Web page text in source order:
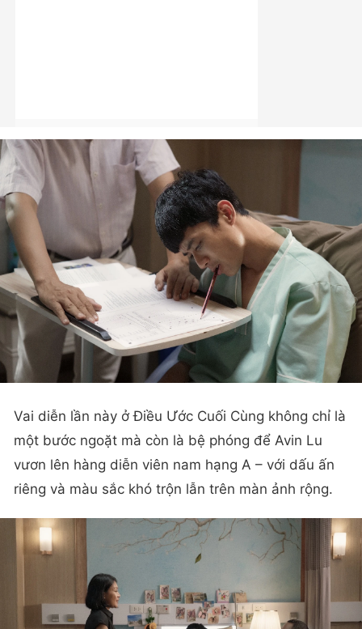
Vai diễn lần này ở Điều Ước Cuối Cùng không chỉ là
một bước ngoặt mà còn là bệ phóng để Avin Lu
vươn lên hàng diễn viên nam hạng A – với dấu ấn
riêng và màu sắc khó trộn lẫn trên màn ảnh rộng.